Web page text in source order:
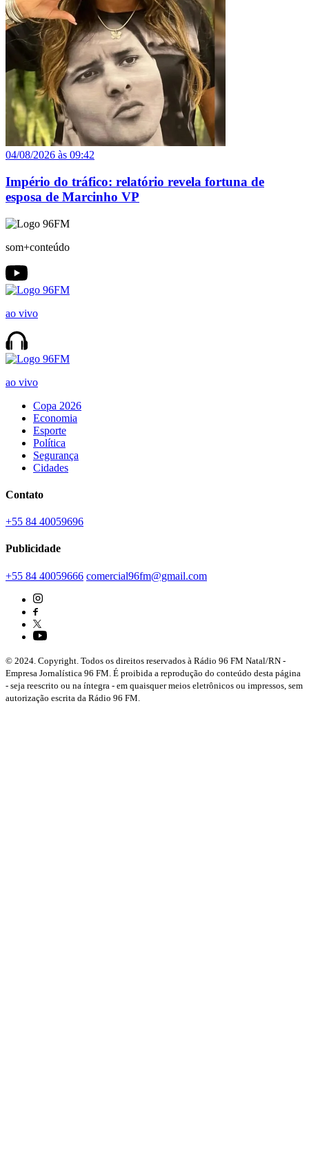
04/08/2026 às 09:42
Império do tráfico: relatório revela fortuna de
esposa de Marcinho VP
som+conteúdo
ao vivo
ao vivo
Copa 2026
Economia
Esporte
Política
Segurança
Cidades
Contato
+55 84 40059696
Publicidade
+55 84 40059666 comercial96fm@gmail.com
© 2024. Copyright. Todos os direitos reservados à Rádio 96 FM Natal/RN -
Empresa Jornalística 96 FM. É proibida a reprodução do conteúdo desta página
- seja reescrito ou na íntegra - em quaisquer meios eletrônicos ou impressos, sem
autorização escrita da Rádio 96 FM.